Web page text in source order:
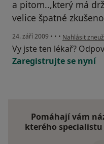
a pitom..,který má
velice špatné
24. září 2009 • • • podle názoru
Nahlásit
Vy jste ten lékař?
Zaregistrujte se nyní
Pomáhají vám
kterého